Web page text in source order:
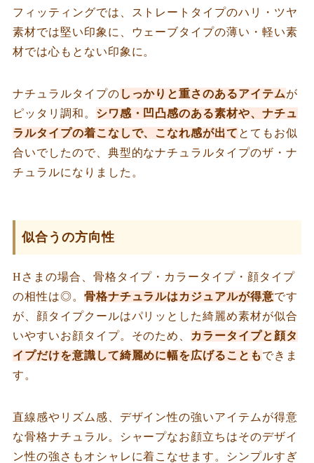
フィッティングでは、ストレートタイプのハリ・ツヤ
素材では堅い印象に、ウェーブタイプの薄い・軽い素
材では心もとない印象に。
ナチュラルタイプの しっかりと重さのあるアイテムが
ピッタリ調和。 シワ感・凹凸感のある素材や、ナチュ
ラルタイプの着こなしで、こなれ感が出て とてもお似
合いでしたので、典型的なナチュラルタイプのザ・ナ
チュラルになりました。
似合うの方向性
Hさまの場合、骨格タイプ・カラータイプ・顔タイプ
の相性は◎。 骨格ナチュラルはカジュアルが得意です
が、顔タイプクールはパリッとした綺麗め素材が似合
いやすいお顔タイプ。そのため、 カラータイプと顔タ
イプだけを意識して綺麗めに幅を広げることも できま
す。
直線感やリズム感、デザイン性の強いアイテムが得意
な骨格ナチュラル。シャープなお顔立ちはそのデザイ
ン性の強さもオシャレに着こなせます。シンプルすぎ